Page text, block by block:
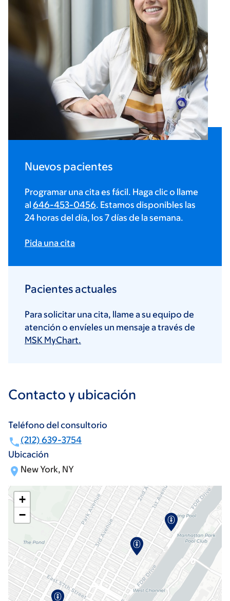
Nuevos pacientes
Programar una cita es fácil. Haga clic o llame
al 646-453-0456. Estamos disponibles las
24 horas del día, los 7 días de la semana.
Pida una cita
Pacientes actuales
Para solicitar una cita, llame a su equipo de
atención o envíeles un mensaje a través de
MSK MyChart.
Contacto y ubicación
Teléfono del consultorio
(212) 639-3754
Ubicación
New York, NY
+
−